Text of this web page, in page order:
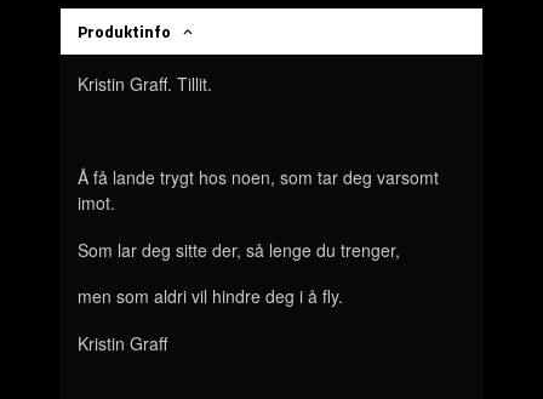
Produktinfo
Kristin Graff. Tillit.
Å få lande trygt hos noen, som tar deg varsomt
imot.
Som lar deg sitte der, så lenge du trenger,
men som aldri vil hindre deg i å fly.
Kristin Graff